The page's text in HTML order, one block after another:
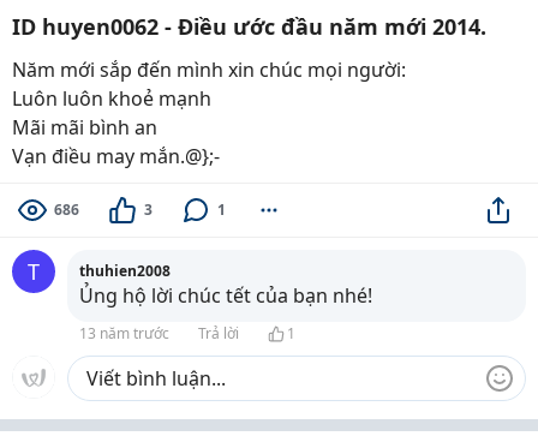
ID huyen0062 - Điều ước đầu năm mới 2014.
Năm mới sắp đến mình xin chúc mọi người:
Luôn luôn khoẻ mạnh
Mãi mãi bình an
Vạn điều may mắn.@};-
686 3 1
T thuhien2008
Ủng hộ lời chúc tết của bạn nhé!
13 năm trước Trả lời 1